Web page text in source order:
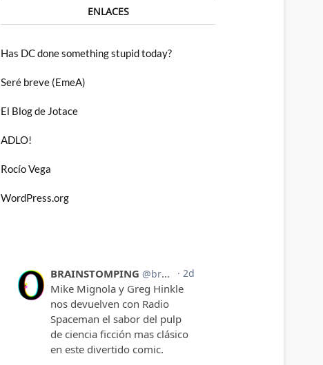
ENLACES
Has DC done something stupid today?
Seré breve (EmeA)
El Blog de Jotace
ADLO!
Rocío Vega
WordPress.org